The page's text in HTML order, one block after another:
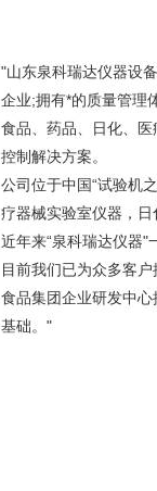
"山东泉科瑞达仪器设
企业;拥有*的质量管理
食品、药品、日化、
控制解决方案。
公司位于中国“试验机
疗器械实验室仪器，
近年来“泉科瑞达仪器"
目前我们已为众多客
食品集团企业研发中
基础。"